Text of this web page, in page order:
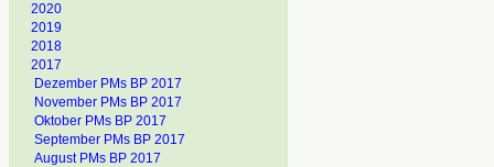
2020
2019
2018
2017
Dezember PMs BP 2017
November PMs BP 2017
Oktober PMs BP 2017
September PMs BP 2017
August PMs BP 2017